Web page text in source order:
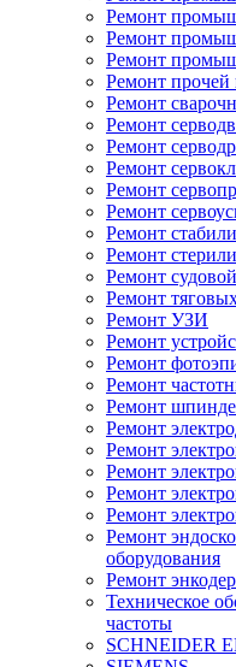
Ремонт
Ремонт
Ремонт
Ремонт
Ремонт
Ремонт
Ремонт
Ремонт
Ремонт
Ремонт
Ремонт
Ремонт
Ремонт
Ремонт
Ремонт УЗИ
Ремонт
Ремонт
Ремонт
Ремонт
Ремонт
Ремонт
Ремонт
Ремонт
Ремонт
Ремонт
оборудования
Ремонт
Техническое
частоты
SCHNEIDER